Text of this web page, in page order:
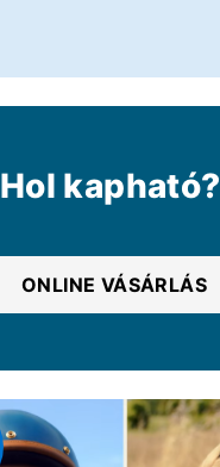
Hol kapható?
ONLINE VÁSÁRLÁS